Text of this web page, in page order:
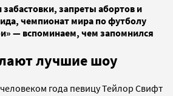
запреты абортов и
чемпионат мира по футболу
— вспоминаем, чем запомнился
лучшие шоу
человеком года певицу Тейлор Свифт